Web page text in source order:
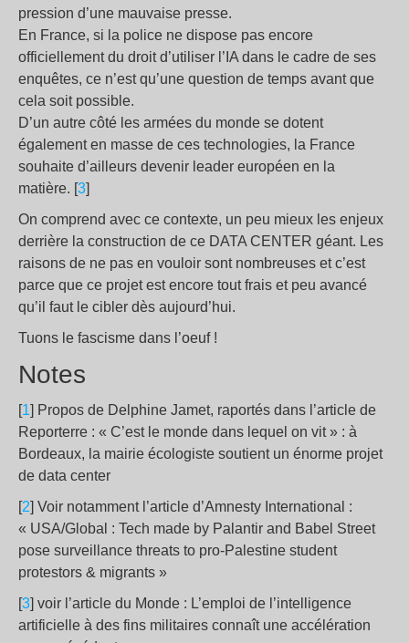
pression d’une mauvaise presse.
En France, si la police ne dispose pas encore
officiellement du droit d’utiliser l’IA dans le cadre de ses
enquêtes, ce n’est qu’une question de temps avant que
cela soit possible.
D’un autre côté les armées du monde se dotent
également en masse de ces technologies, la France
souhaite d’ailleurs devenir leader européen en la
matière. [3]
On comprend avec ce contexte, un peu mieux les enjeux
derrière la construction de ce DATA CENTER géant. Les
raisons de ne pas en vouloir sont nombreuses et c’est
parce que ce projet est encore tout frais et peu avancé
qu’il faut le cibler dès aujourd’hui.
Tuons le fascisme dans l’oeuf !
Notes
[1] Propos de Delphine Jamet, raportés dans l’article de
Reporterre : « C’est le monde dans lequel on vit » : à
Bordeaux, la mairie écologiste soutient un énorme projet
de data center
[2] Voir notamment l’article d’Amnesty International :
« USA/Global : Tech made by Palantir and Babel Street
pose surveillance threats to pro-Palestine student
protestors & migrants »
[3] voir l’article du Monde : L’emploi de l’intelligence
artificielle à des fins militaires connaît une accélération